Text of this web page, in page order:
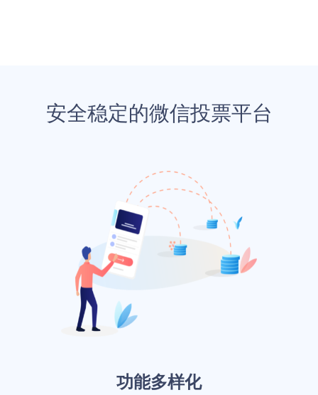
安全稳定的微信投票平台
功能多样化